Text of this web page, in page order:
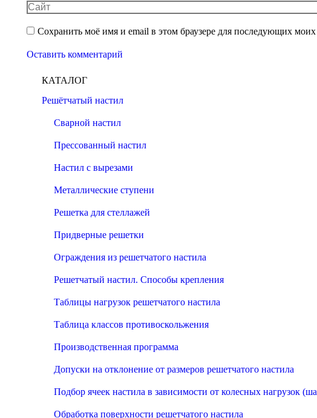
Сайт
Сохранить моё имя и email в этом браузере для последующих
Оставить комментарий
КАТАЛОГ
Решётчатый настил
Сварной настил
Прессованный настил
Настил с вырезами
Металлические ступени
Решетка для стеллажей
Придверные решетки
Ограждения из решетчатого настила
Решетчатый настил. Способы крепления
Таблицы нагрузок решетчатого настила
Таблица классов противоскольжения
Производственная программа
Допуски на отклонение от размеров решетчатого настила
Подбор ячеек настила в зависимости от колесных нагрузок
Обработка поверхности решетчатого настила